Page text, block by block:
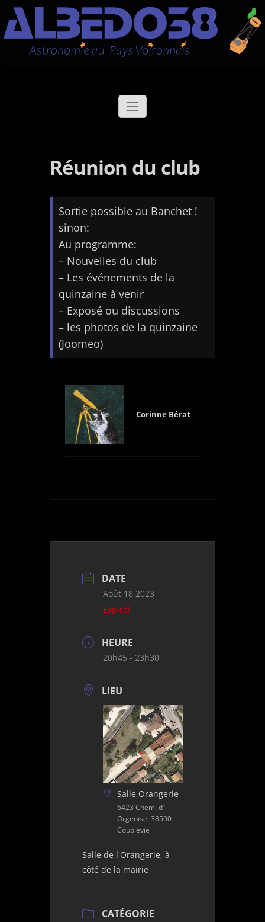
Réunion du club
Sortie possible au Banchet !
sinon:
Au programme:
– Nouvelles du club
– Les événements de la
quinzaine à venir
– Exposé ou discussions
– les photos de la quinzaine
(Joomeo)
Corinne Bérat
DATE
Août 18 2023
Expiré!
HEURE
20h45 - 23h30
LIEU
Salle Orangerie
6423 Chem. d'
Orgeoise, 38500
Coublevie
Salle de l'Orangerie, à
côté de la mairie
CATÉGORIE